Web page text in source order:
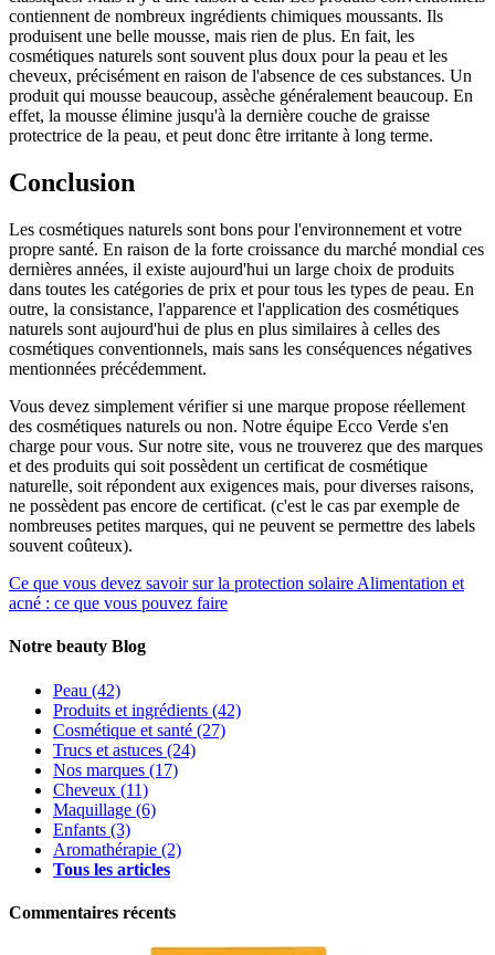
contiennent de nombreux ingrédients chimiques moussants. Ils
produisent une belle mousse, mais rien de plus. En fait, les
cosmétiques naturels sont souvent plus doux pour la peau et les
cheveux, précisément en raison de l'absence de ces substances. Un
produit qui mousse beaucoup, assèche généralement beaucoup. En
effet, la mousse élimine jusqu'à la dernière couche de graisse
protectrice de la peau, et peut donc être irritante à long terme.
Conclusion
Les cosmétiques naturels sont bons pour l'environnement et votre
propre santé. En raison de la forte croissance du marché mondial ces
dernières années, il existe aujourd'hui un large choix de produits
dans toutes les catégories de prix et pour tous les types de peau. En
outre, la consistance, l'apparence et l'application des cosmétiques
naturels sont aujourd'hui de plus en plus similaires à celles des
cosmétiques conventionnels, mais sans les conséquences négatives
mentionnées précédemment.
Vous devez simplement vérifier si une marque propose réellement
des cosmétiques naturels ou non. Notre équipe Ecco Verde s'en
charge pour vous. Sur notre site, vous ne trouverez que des marques
et des produits qui soit possèdent un certificat de cosmétique
naturelle, soit répondent aux exigences mais, pour diverses raisons,
ne possèdent pas encore de certificat. (c'est le cas par exemple de
nombreuses petites marques, qui ne peuvent se permettre des labels
souvent coûteux).
Ce que vous devez savoir sur la protection solaire Alimentation et
acné : ce que vous pouvez faire
Notre beauty Blog
Peau (42)
Produits et ingrédients (42)
Cosmétique et santé (27)
Trucs et astuces (24)
Nos marques (17)
Cheveux (11)
Maquillage (6)
Enfants (3)
Aromathérapie (2)
Tous les articles
Commentaires récents